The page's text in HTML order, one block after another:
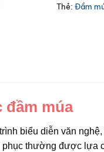
Thẻ:Đầm
đầm múa
biểu diễn văn
phục thường được lựa